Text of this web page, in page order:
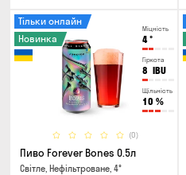
Міцність
4°
Гіркота
8 IBU
Щільність
10 %
(0)
Тільки онлайн
Новинка
Пиво Forever Bones 0.5л
Світле, Нефільтроване, 4°